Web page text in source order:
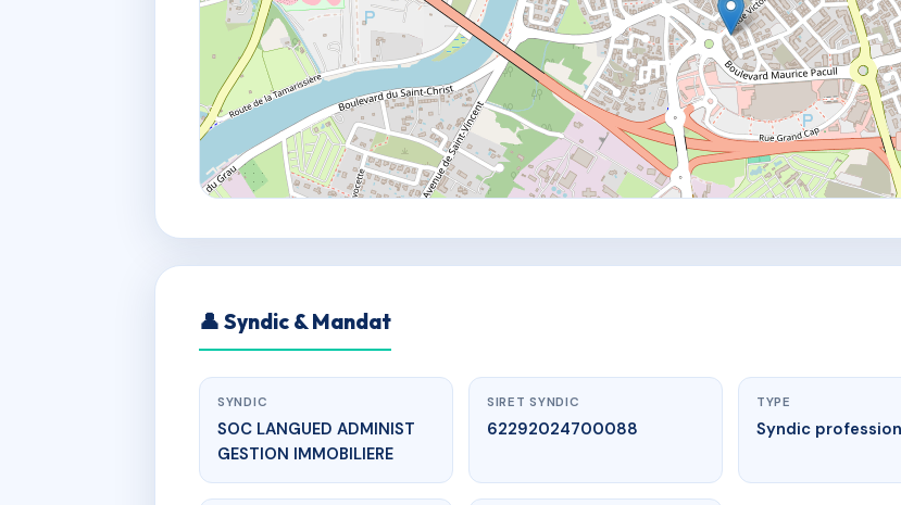
👤 Syndic & Mandat
SYNDIC
SOC LANGUED ADMINIST
GESTION IMMOBILIERE
SIRET SYNDIC
62292024700088
TYPE
Syndic